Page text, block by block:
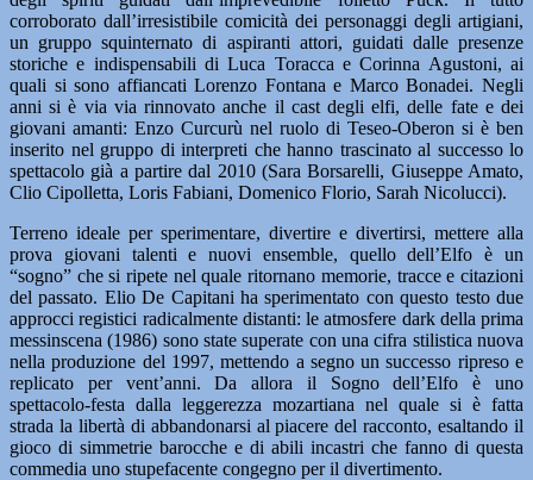
corroborato dall’irresistibile comicità dei personaggi degli artigiani,
un gruppo squinternato di aspiranti attori, guidati dalle presenze
storiche e indispensabili di Luca Toracca e Corinna Agustoni, ai
quali si sono affiancati Lorenzo Fontana e Marco Bonadei. Negli
anni si è via via rinnovato anche il cast degli elfi, delle fate e dei
giovani amanti: Enzo Curcurù nel ruolo di Teseo-Oberon si è ben
inserito nel gruppo di interpreti che hanno trascinato al successo lo
spettacolo già a partire dal 2010 (Sara Borsarelli, Giuseppe Amato,
Clio Cipolletta, Loris Fabiani, Domenico Florio, Sarah Nicolucci).
Terreno ideale per sperimentare, divertire e divertirsi, mettere alla
prova giovani talenti e nuovi ensemble, quello dell’Elfo è un
“sogno” che si ripete nel quale ritornano memorie, tracce e citazioni
del passato. Elio De Capitani ha sperimentato con questo testo due
approcci registici radicalmente distanti: le atmosfere dark della prima
messinscena (1986) sono state superate con una cifra stilistica nuova
nella produzione del 1997, mettendo a segno un successo ripreso e
replicato per vent’anni. Da allora il Sogno dell’Elfo è uno
spettacolo-festa dalla leggerezza mozartiana nel quale si è fatta
strada la libertà di abbandonarsi al piacere del racconto, esaltando il
gioco di simmetrie barocche e di abili incastri che fanno di questa
commedia uno stupefacente congegno per il divertimento.